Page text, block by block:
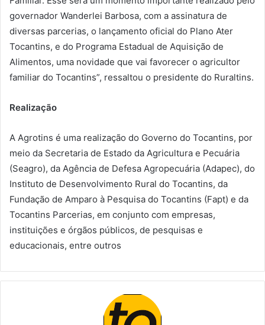
governador Wanderlei Barbosa, com a assinatura de
diversas parcerias, o lançamento oficial do Plano Ater
Tocantins, e do Programa Estadual de Aquisição de
Alimentos, uma novidade que vai favorecer o agricultor
familiar do Tocantins”, ressaltou o presidente do Ruraltins.
Realização
A Agrotins é uma realização do Governo do Tocantins, por
meio da Secretaria de Estado da Agricultura e Pecuária
(Seagro), da Agência de Defesa Agropecuária (Adapec), do
Instituto de Desenvolvimento Rural do Tocantins, da
Fundação de Amparo à Pesquisa do Tocantins (Fapt) e da
Tocantins Parcerias, em conjunto com empresas,
instituições e órgãos públicos, de pesquisas e
educacionais, entre outros